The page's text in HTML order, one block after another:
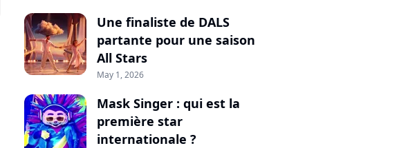
Une finaliste de DALS
partante pour une saison
All Stars
May 1, 2026
Mask Singer : qui est la
première star
internationale ?